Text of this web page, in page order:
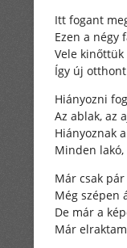
Itt fogant
Ezen a négy
Vele
Így új
Hiányozni
Az ablak, az
Hiányoznak
Minden
Már csak
Még szépen
De már a
Már